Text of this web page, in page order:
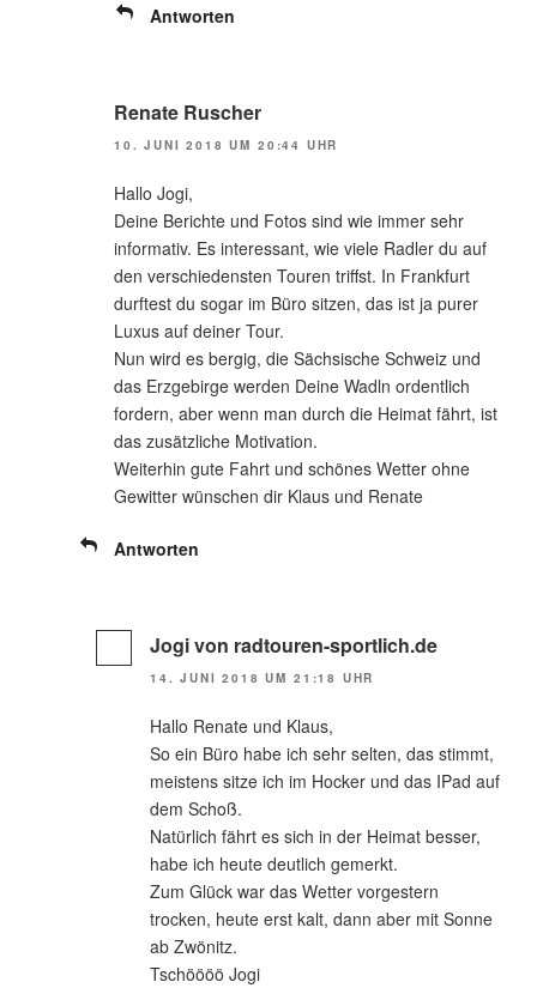
Antworten
Renate Ruscher
10. JUNI 2018 UM 20:44 UHR
Hallo Jogi,
Deine Berichte und Fotos sind wie immer sehr
informativ. Es interessant, wie viele Radler du auf
den verschiedensten Touren triffst. In Frankfurt
durftest du sogar im Büro sitzen, das ist ja purer
Luxus auf deiner Tour.
Nun wird es bergig, die Sächsische Schweiz und
das Erzgebirge werden Deine Wadln ordentlich
fordern, aber wenn man durch die Heimat fährt, ist
das zusätzliche Motivation.
Weiterhin gute Fahrt und schönes Wetter ohne
Gewitter wünschen dir Klaus und Renate
Antworten
Jogi von radtouren-sportlich.de
14. JUNI 2018 UM 21:18 UHR
Hallo Renate und Klaus,
So ein Büro habe ich sehr selten, das stimmt,
meistens sitze ich im Hocker und das IPad auf
dem Schoß.
Natürlich fährt es sich in der Heimat besser,
habe ich heute deutlich gemerkt.
Zum Glück war das Wetter vorgestern
trocken, heute erst kalt, dann aber mit Sonne
ab Zwönitz.
Tschöööö Jogi